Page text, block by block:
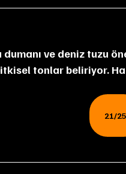
ve deniz tuzu
tonlar beliriyor.
21/25